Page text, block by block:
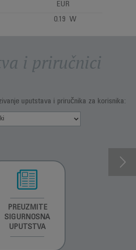
EUR
0.19 W
i priručnici
uputstava i priručnika za korisnika:
PREUZMITE
SIGURNOSNA
UPUTSTVA